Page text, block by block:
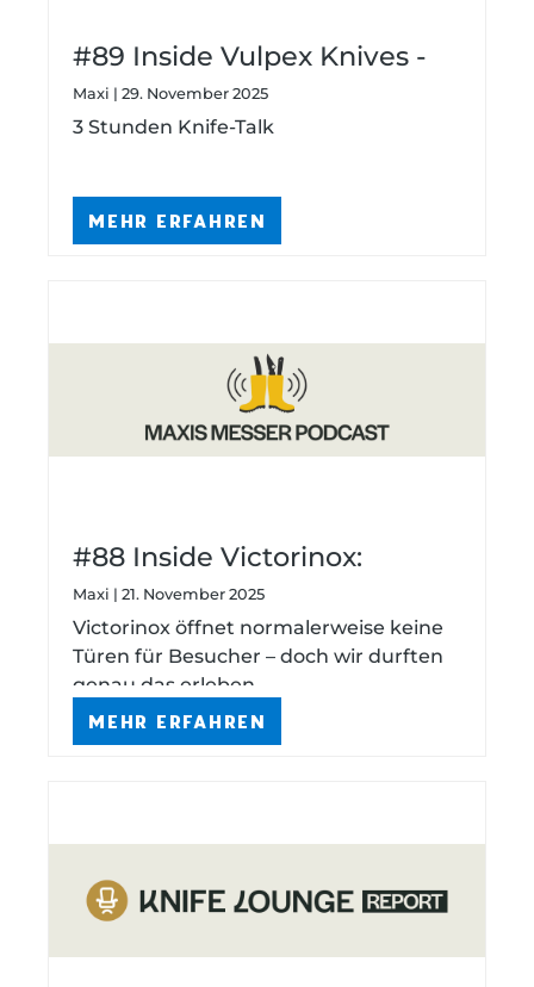
#89 Inside Vulpex Knives -
Wie aus Ideen Messerdesign
entsteht
Maxi | 29. November 2025
3 Stunden Knife-Talk
MEHR ERFAHREN
#88 Inside Victorinox:
Maschinen, Macher & ein
Archiv, das niemand kennt
Maxi | 21. November 2025
Victorinox öffnet normalerweise keine
Türen für Besucher – doch wir durften
genau das erleben.
MEHR ERFAHREN